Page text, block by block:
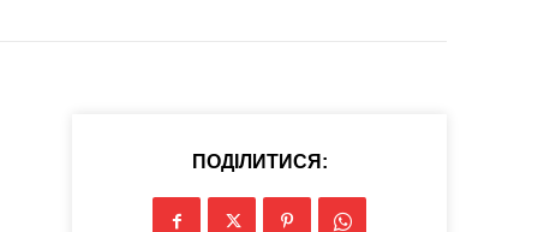
ПОДІЛИТИСЯ: